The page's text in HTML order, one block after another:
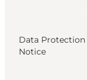
Data Protection
Notice